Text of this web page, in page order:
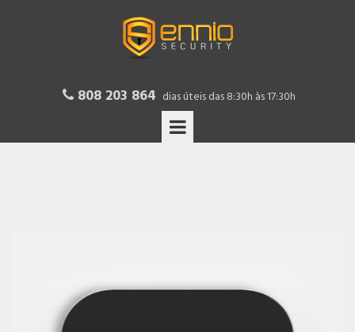
 808 203 864 dias úteis das 8:30h às 17:30h